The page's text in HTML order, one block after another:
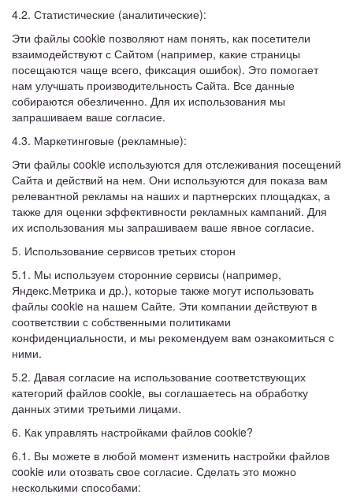
4.2. Статистические (аналитические):
Эти файлы cookie позволяют нам понять, как посетители
взаимодействуют с Сайтом (например, какие страницы
посещаются чаще всего, фиксация ошибок). Это помогает
нам улучшать производительность Сайта. Все данные
собираются обезличенно. Для их использования мы
запрашиваем ваше согласие.
4.3. Маркетинговые (рекламные):
Эти файлы cookie используются для отслеживания посещений
Сайта и действий на нем. Они используются для показа вам
релевантной рекламы на наших и партнерских площадках, а
также для оценки эффективности рекламных кампаний. Для
их использования мы запрашиваем ваше явное согласие.
5. Использование сервисов третьих сторон
5.1. Мы используем сторонние сервисы (например,
Яндекс.Метрика и др.), которые также могут использовать
файлы cookie на нашем Сайте. Эти компании действуют в
соответствии с собственными политиками
конфиденциальности, и мы рекомендуем вам ознакомиться с
ними.
5.2. Давая согласие на использование соответствующих
категорий файлов cookie, вы соглашаетесь на обработку
данных этими третьими лицами.
6. Как управлять настройками файлов cookie?
6.1. Вы можете в любой момент изменить настройки файлов
cookie или отозвать свое согласие. Сделать это можно
несколькими способами: